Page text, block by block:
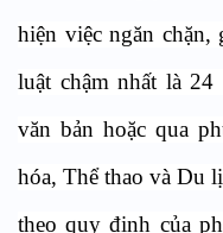
hiện việc ngăn chặn,
luật chậm nhất là
văn bản hoặc qua
hóa, Thể thao và Du
theo quy định của